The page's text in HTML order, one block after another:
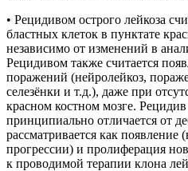
• Рецидивом острого лейкоза
бластных клеток в пунктате
независимо от изменений в
Рецидивом также считается
поражений (нейролейкоз,
селезёнки и т.д.), даже при
красном костном мозге. Рецидив
принципиально отличается от
рассматривается как появление
прогрессии) и пролиферация
к проводимой терапии клона